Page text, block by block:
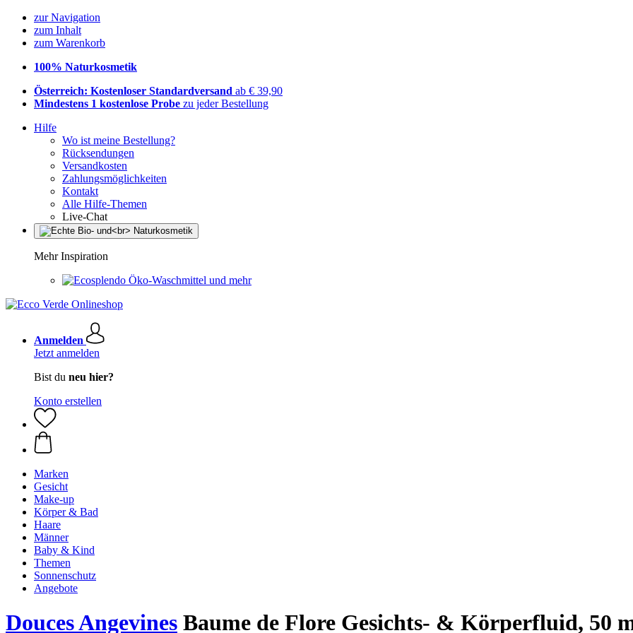
zur Navigation
zum Inhalt
zum Warenkorb
100% Naturkosmetik
Österreich: Kostenloser Standardversand ab € 39,90
Mindestens 1 kostenlose Probe zu jeder Bestellung
Hilfe
Wo ist meine Bestellung?
Rücksendungen
Versandkosten
Zahlungsmöglichkeiten
Kontakt
Alle Hilfe-Themen
Live-Chat
Mehr Inspiration
Öko-Waschmittel und mehr
Anmelden
Jetzt anmelden
Bist du neu hier?
Konto erstellen
Marken
Gesicht
Make-up
Körper & Bad
Haare
Männer
Baby & Kind
Themen
Sonnenschutz
Angebote
Douces Angevines Baume de Flore Gesichts- & Körperfluid, 50